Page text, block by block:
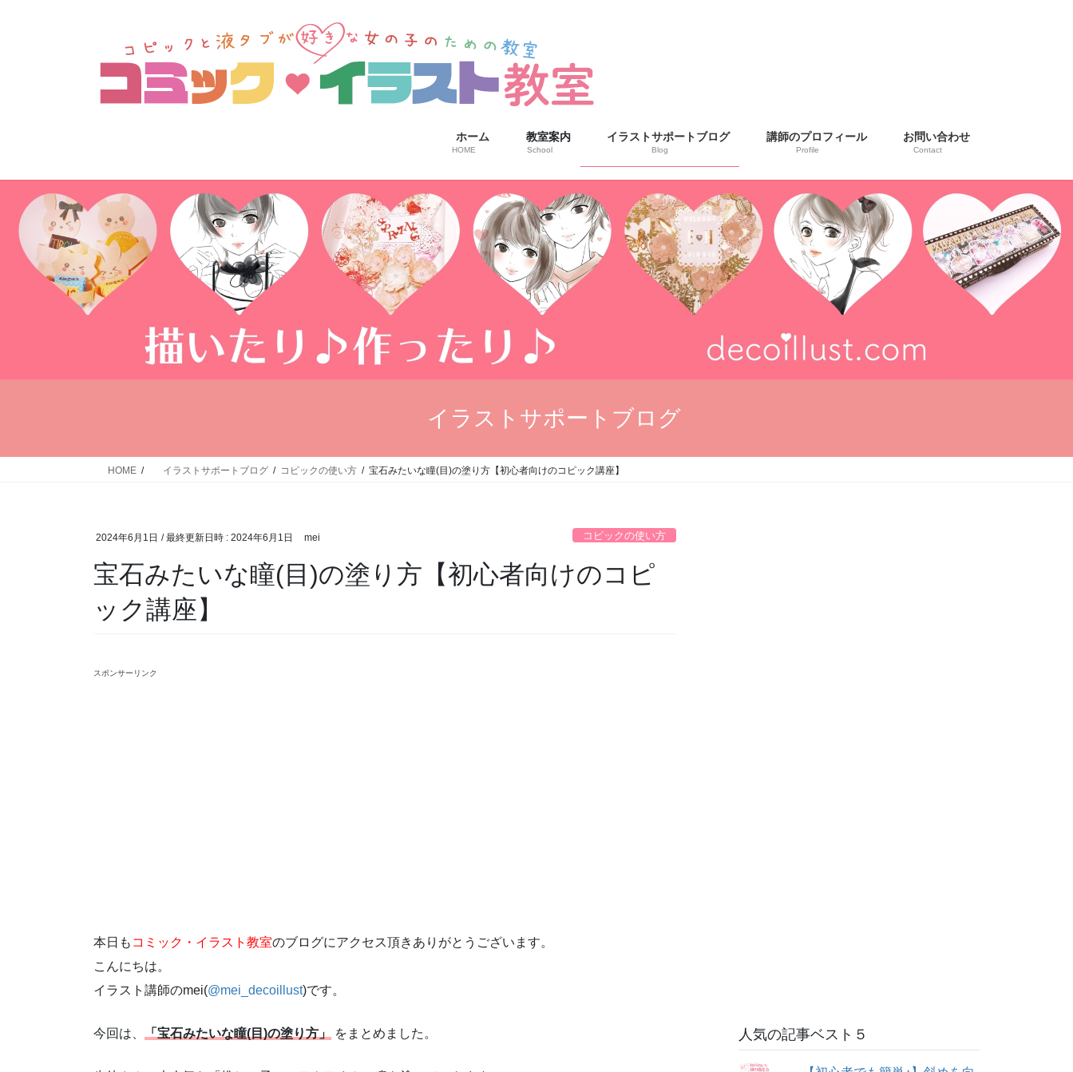
プ
動
ホーム
HOME
教室案内
School
イラストサポートブログ
Blog
講師のプロフィール
Profile
お問い合わせ
Contact
イラストサポートブログ
HOME イラストサポートブログ コピックの使い方 宝石みたいな瞳(目)の塗り方【初心者向けのコピック講座】
2024年6月1日 / 最終更新日時 : 2024年6月1日 mei コピックの使い方
宝石みたいな瞳(目)の塗り方【初心者向けのコピ
ック講座】
スポンサーリンク
本日も コミック・イラスト教室のブログにアクセス頂きありがとうございます。
こんにちは。
イラスト講師のmei(@mei_decoillust)です。
今回は、 「宝石みたいな瞳(目)の塗り方」 をまとめました。 人気の記事ベスト５